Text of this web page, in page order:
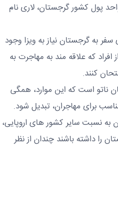
پول کشور گرجستان، لاری نام
به گرجستان نیاز به ویزا وجود
که علاقه‌ مند به مهاجرت به
کنند.
ناتو است که این موارد، همگی
برای مهاجران، تبدیل شود.
به نسبت سایر کشور های اروپایی،
را داشته باشند چندان از نظر